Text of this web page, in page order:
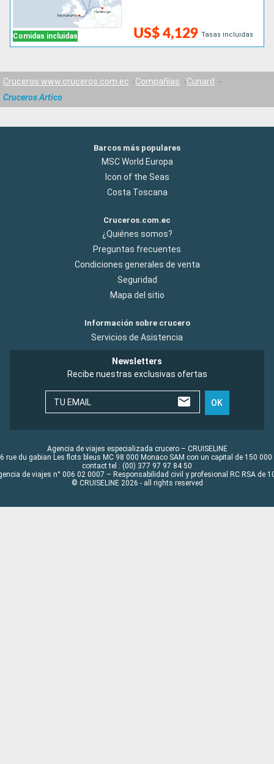
Comidas incluidas US$ 4,129 Tasas incluidas
Cruceros www.cruceros.com.ec Compañías
Cunard
Cruceros Artico
Barcos más populares
MSC World Europa
Icon of the Seas
Costa Toscana
Cruceros.com.ec
¿Quiénes somos?
Preguntas frecuentes
Condiciones generales de venta
Seguridad
Mapa del sitio
Información sobre crucero
Servicios de Asistencia
Newsletters
Recibe nuestras exclusivas ofertas
TU EMAIL OK
Agencia de viajes especializada crucero – CRUISELINE
rue du gabian Les flots bleus MC 98 000 Monaco SAM con un capital de 150 000
contact tel : (00) 377 97 97 84 50
de viajes n° 006 02 0007 – Responsabilidad civil y profesional RC RSA de
© CRUISELINE 2026 - all rights reserved